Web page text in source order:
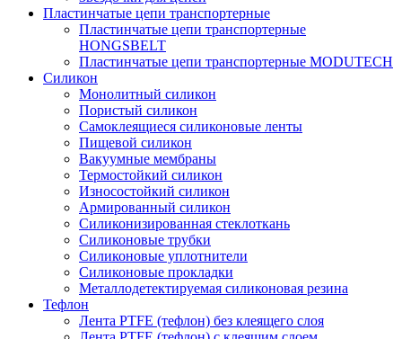
Пластинчатые цепи транспортерные
Пластинчатые цепи транспортерные
HONGSBELT
Пластинчатые цепи транспортерные MODUTECH
Силикон
Монолитный силикон
Пористый силикон
Самоклеящиеся силиконовые ленты
Пищевой силикон
Вакуумные мембраны
Термостойкий силикон
Износостойкий силикон
Армированный силикон
Силиконизированная стеклоткань
Силиконовые трубки
Силиконовые уплотнители
Силиконовые прокладки
Металлодетектируемая силиконовая резина
Тефлон
Лента PTFE (тефлон) без клеящего слоя